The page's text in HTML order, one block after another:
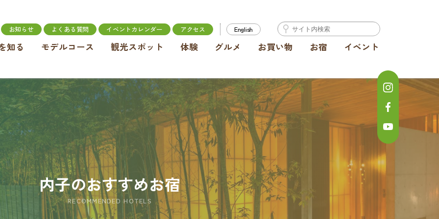
知る モデルコース 観光スポット 体験 グルメ お買い物 お宿 イベント
お知らせ よくある質問 イベントカレンダー アクセス English
内子のおすすめお宿
RECOMMENDED HOTELS